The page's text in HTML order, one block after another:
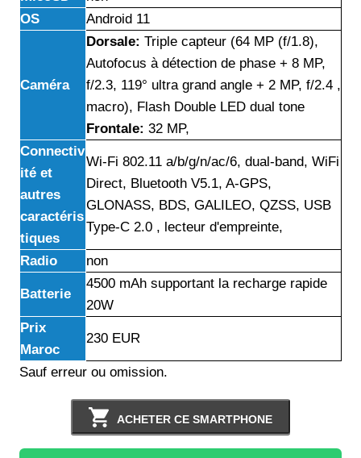
OS
Android 11
Caméra
Dorsale: Triple capteur (64 MP (f/1.8),
Autofocus à détection de phase + 8 MP,
f/2.3, 119° ultra grand angle + 2 MP, f/2.4 ,
macro), Flash Double LED dual tone
Frontale: 32 MP,
Connectiv
ité et
autres
caractéris
tiques
Wi-Fi 802.11 a/b/g/n/ac/6, dual-band, WiFi
Direct, Bluetooth V5.1, A-GPS,
GLONASS, BDS, GALILEO, QZSS, USB
Type-C 2.0 , lecteur d'empreinte,
Radio non
Batterie
4500 mAh supportant la recharge rapide
20W
Prix
Maroc
230 EUR
Sauf erreur ou omission.
ACHETER CE SMARTPHONE